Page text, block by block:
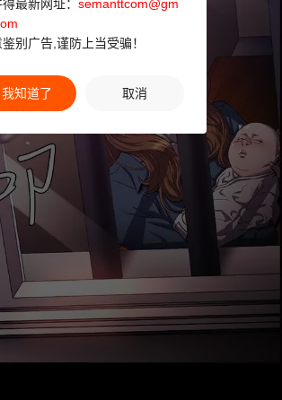
最新网址： semanttcom@gm
别广告,谨防上当受骗！
我知道了 取消